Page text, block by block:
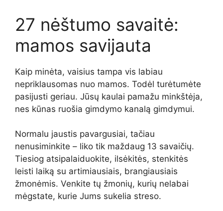
27 nėštumo savaitė:
mamos savijauta
Kaip minėta, vaisius tampa vis labiau
nepriklausomas nuo mamos. Todėl turėtumėte
pasijusti geriau. Jūsų kaulai pamažu minkštėja,
nes kūnas ruošia gimdymo kanalą gimdymui.
Normalu jaustis pavargusiai, tačiau
nenusiminkite – liko tik maždaug 13 savaičių.
Tiesiog atsipalaiduokite, ilsėkitės, stenkitės
leisti laiką su artimiausiais, brangiausiais
žmonėmis. Venkite tų žmonių, kurių nelabai
mėgstate, kurie Jums sukelia streso.